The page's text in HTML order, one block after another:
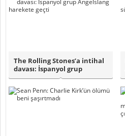
The Rolling Stones’a intihal
davası: İspanyol grup
Angelslan..